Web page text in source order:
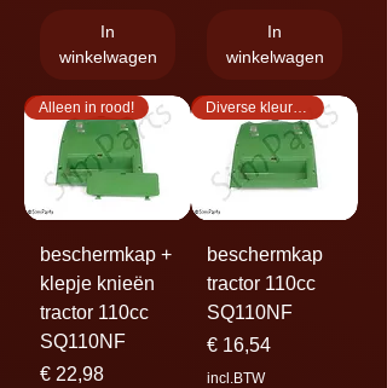
In
winkelwagen
In
winkelwagen
Alleen in rood!
beschermkap +
klepje knieën
tractor 110cc
SQ110NF
Prijs
€ 22,98
Diverse kleuren!
beschermkap
tractor 110cc
SQ110NF
Prijs
€ 16,54
incl.BTW